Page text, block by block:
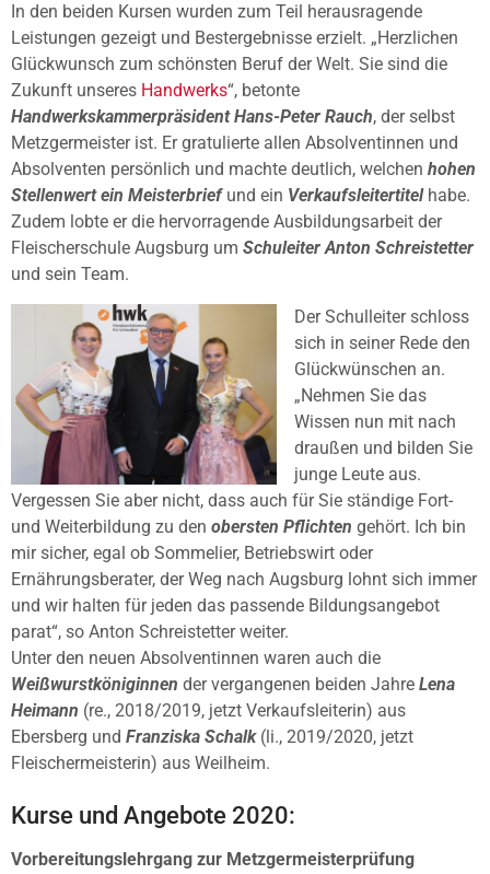
In den beiden Kursen wurden zum Teil herausragende
Leistungen gezeigt und Bestergebnisse erzielt. „Herzlichen
Glückwunsch zum schönsten Beruf der Welt. Sie sind die
Zukunft unseres Handwerks“, betonte
Handwerkskammerpräsident Hans-Peter Rauch, der selbst
Metzgermeister ist. Er gratulierte allen Absolventinnen und
Absolventen persönlich und machte deutlich, welchen hohen
Stellenwert ein Meisterbriefund ein Verkaufsleitertitel habe.
Zudem lobte er die hervorragende Ausbildungsarbeit der
Fleischerschule Augsburg um Schuleiter Anton Schreistetter
und sein Team.
Der Schulleiter schloss
sich in seiner Rede den
Glückwünschen an.
„Nehmen Sie das
Wissen nun mit nach
draußen und bilden Sie
junge Leute aus.
Vergessen Sie aber nicht, dass auch für Sie ständige Fort-
und Weiterbildung zu den obersten Pflichten gehört. Ich bin
mir sicher, egal ob Sommelier, Betriebswirt oder
Ernährungsberater, der Weg nach Augsburg lohnt sich immer
und wir halten für jeden das passende Bildungsangebot
parat“, so Anton Schreistetter weiter.
Unter den neuen Absolventinnen waren auch die
Weißwurstköniginnen der vergangenen beiden Jahre Lena
Heimann (re., 2018/2019, jetzt Verkaufsleiterin) aus
Ebersberg und Franziska Schalk(li., 2019/2020, jetzt
Fleischermeisterin) aus Weilheim.
Kurse und Angebote 2020:
Vorbereitungslehrgang zur Metzgermeisterprüfung